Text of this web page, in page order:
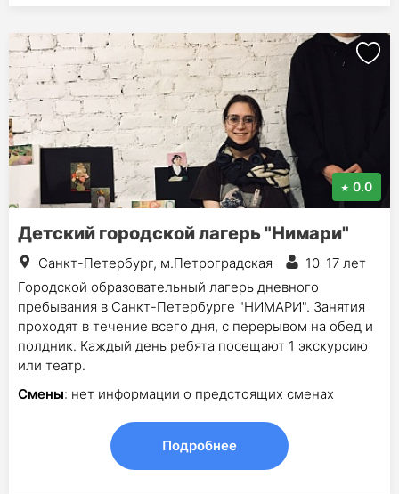
0.0
Детский городской лагерь "Нимари"
Санкт-Петербург, м.Петроградская
10-17 лет
Городской образовательный лагерь дневного
пребывания в Санкт-Петербурге "НИМАРИ". Занятия
проходят в течение всего дня, с перерывом на обед и
полдник. Каждый день ребята посещают 1 экскурсию
или театр.
Смены: нет информации о предстоящих сменах
Подробнее